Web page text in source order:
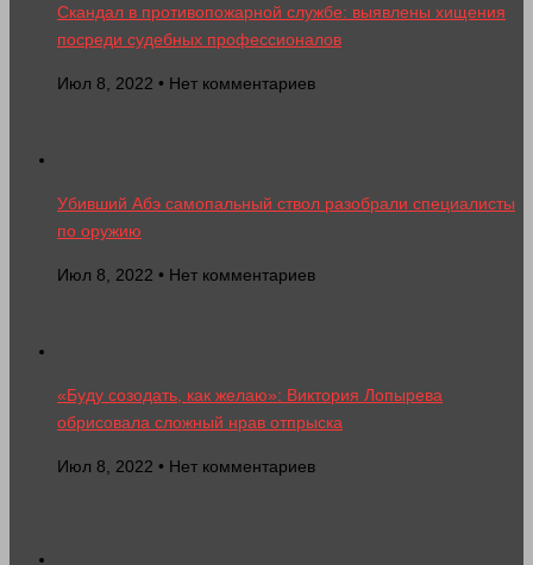
Скандал в противопожарной службе: выявлены хищения
посреди судебных профессионалов
Июл 8, 2022 • Нет комментариев
Убивший Абэ самопальный ствол разобрали специалисты
по оружию
Июл 8, 2022 • Нет комментариев
«Буду созодать, как желаю»: Виктория Лопырева
обрисовала сложный нрав отпрыска
Июл 8, 2022 • Нет комментариев